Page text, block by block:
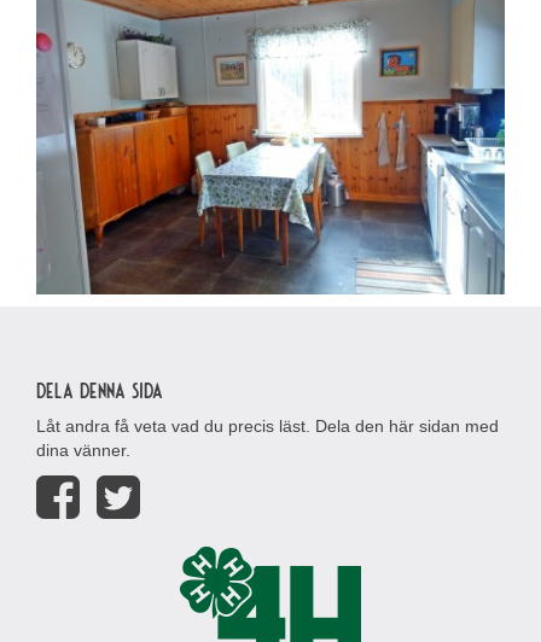
Dela denna sida
Låt andra få veta vad du precis läst. Dela den här sidan med
dina vänner.